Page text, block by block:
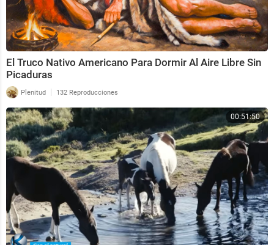
El Truco Nativo Americano Para Dormir Al Aire Libre Sin
Picaduras
Plenitud | 132 Reproducciones
00:51:50